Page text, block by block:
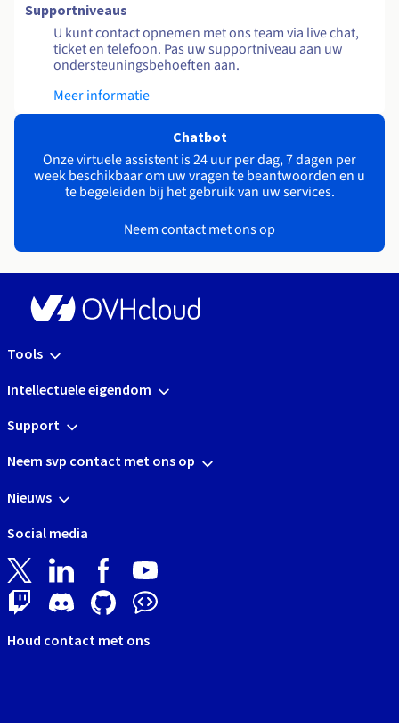
Supportniveaus
U kunt contact opnemen met ons team via live chat,
ticket en telefoon. Pas uw supportniveau aan uw
ondersteuningsbehoeften aan.
Meer informatie
Chatbot
Onze virtuele assistent is 24 uur per dag, 7 dagen per
week beschikbaar om uw vragen te beantwoorden en u
te begeleiden bij het gebruik van uw services.
Neem contact met ons op
Tools
Intellectuele eigendom
Support
Neem svp contact met ons op
Nieuws
Social media
Houd contact met ons